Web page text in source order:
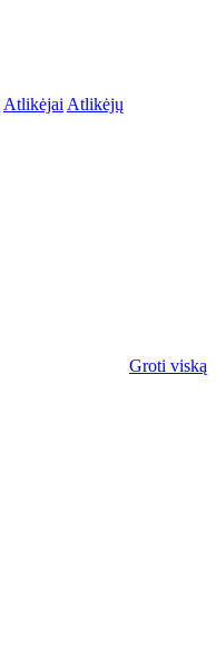
Atlikėjai Atlikėjų
Groti viską